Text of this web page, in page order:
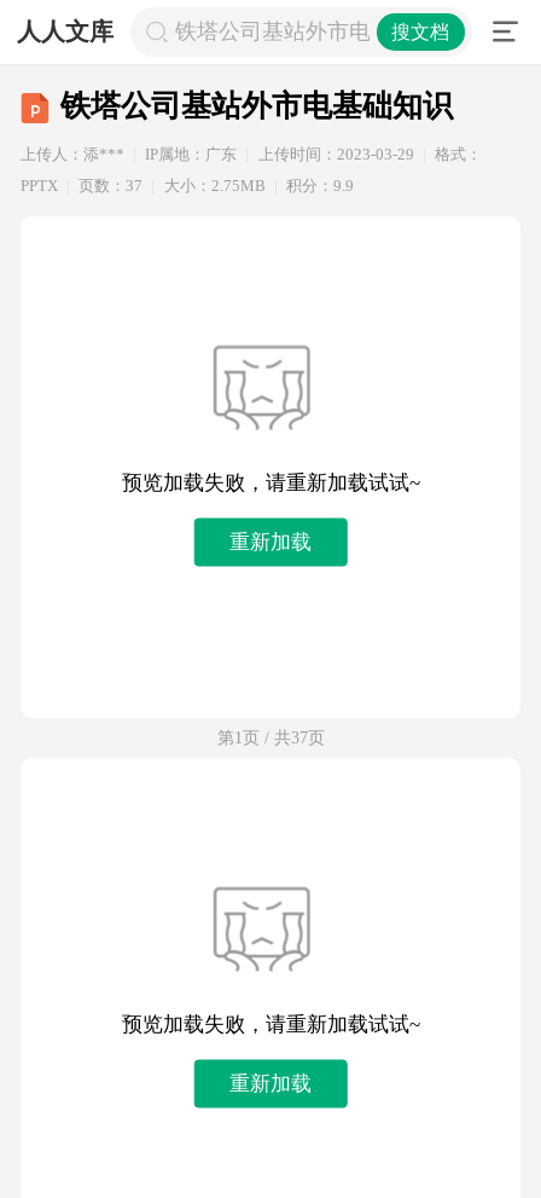
人人文库 铁塔公司基站外市电基础知识
搜文档
铁塔公司基站外市电基础知识
上传人：添*** IP属地：广东 上传时间：2023-03-29
格式：
PPTX
页数：37 大小：2.75MB 积分：9.9
预览加载失败，请重新加载试试~
重新加载
第1页 / 共37页
预览加载失败，请重新加载试试~
重新加载